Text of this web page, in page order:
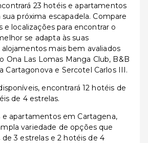
23 hotéis e apartamentos
sua próxima escapadela. Compare
e localizações para encontrar o
se adapta às suas
alojamentos mais bem avaliados
Ona Las Lomas Manga Club, B&B
Cartagonova e Sercotel Carlos III.
encontrará 12 hotéis de
de 4 estrelas.
e apartamentos em Cartagena,
variedade de opções que
3 estrelas e 2 hotéis de 4